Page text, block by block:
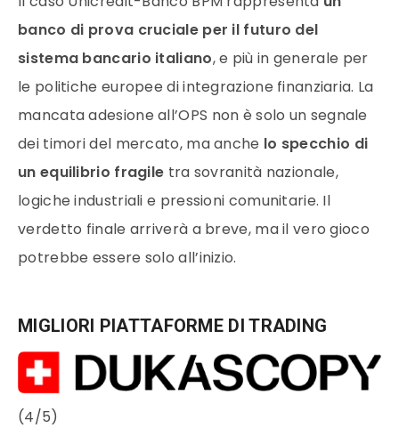
banco di prova cruciale per il futuro del
sistema bancario italiano, e più in generale per
le politiche europee di integrazione finanziaria. La
mancata adesione all’OPS non è solo un segnale
dei timori del mercato, ma anche lo specchio di
un equilibrio fragile tra sovranità nazionale,
logiche industriali e pressioni comunitarie. Il
verdetto finale arriverà a breve, ma il vero gioco
potrebbe essere solo all’inizio.
MIGLIORI PIATTAFORME DI TRADING
(4/5)